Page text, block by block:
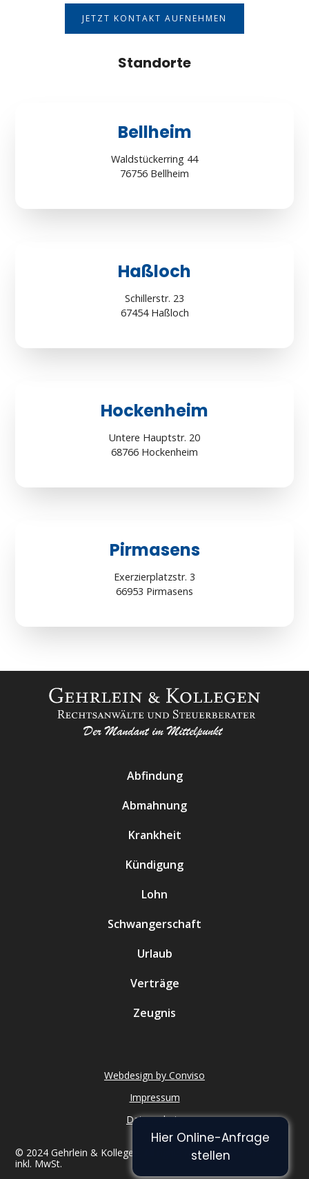
JETZT KONTAKT AUFNEHMEN
Standorte
Bellheim
Waldstückerring 44
76756 Bellheim
Haßloch
Schillerstr. 23
67454 Haßloch
Hockenheim
Untere Hauptstr. 20
68766 Hockenheim
Pirmasens
Exerzierplatzstr. 3
66953 Pirmasens
Abfindung
Abmahnung
Krankheit
Kündigung
Lohn
Schwangerschaft
Urlaub
Verträge
Zeugnis
© 2024 Gehrlein & Kollegen. All rights reserved. Alle Preise
inkl. MwSt.
Webdesign by Conviso
Impressum
Datenschutz
Hier Online-Anfrage
stellen